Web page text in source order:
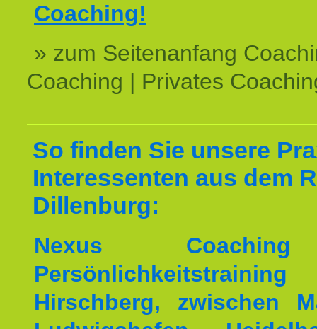
Coaching!
» zum Seitenanfang
Coaching | Privates
So finden Sie unsere
Interessenten aus dem
Dillenburg:
Nexus
Hirschberg, zwischen